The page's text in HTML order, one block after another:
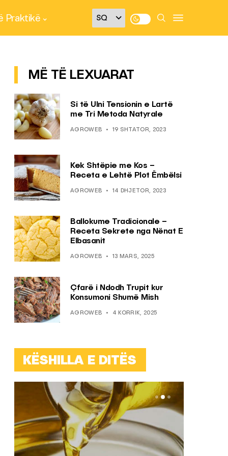
Praktikë
MË TË LEXUARAT
Si të Ulni Tensionin e Lartë
me Tri Metoda Natyrale
AGROWEB 19 SHTATOR, 2023
Kek Shtëpie me Kos –
Receta e Lehtë Plot Ëmbëlsi
AGROWEB 14 DHJETOR, 2023
Ballokume Tradicionale –
Receta Sekrete nga Nënat E
Elbasanit
AGROWEB 13 MARS, 2025
Çfarë i Ndodh Trupit kur
Konsumoni Shumë Mish
AGROWEB 4 KORRIK, 2025
KËSHILLA E DITËS